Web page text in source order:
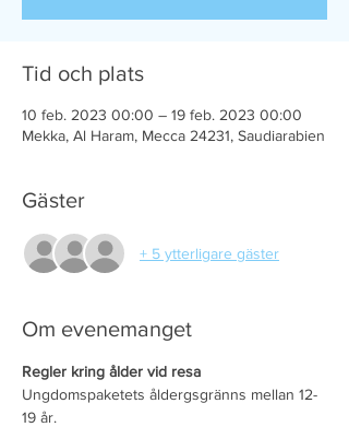
Tid och plats
10 feb. 2023 00:00 – 19 feb. 2023 00:00
Mekka, Al Haram, Mecca 24231, Saudiarabien
Gäster
+ 5 ytterligare gäster
Om evenemanget
Regler kring ålder vid resa
Ungdomspaketets åldergsgränns mellan 12-
19 år.